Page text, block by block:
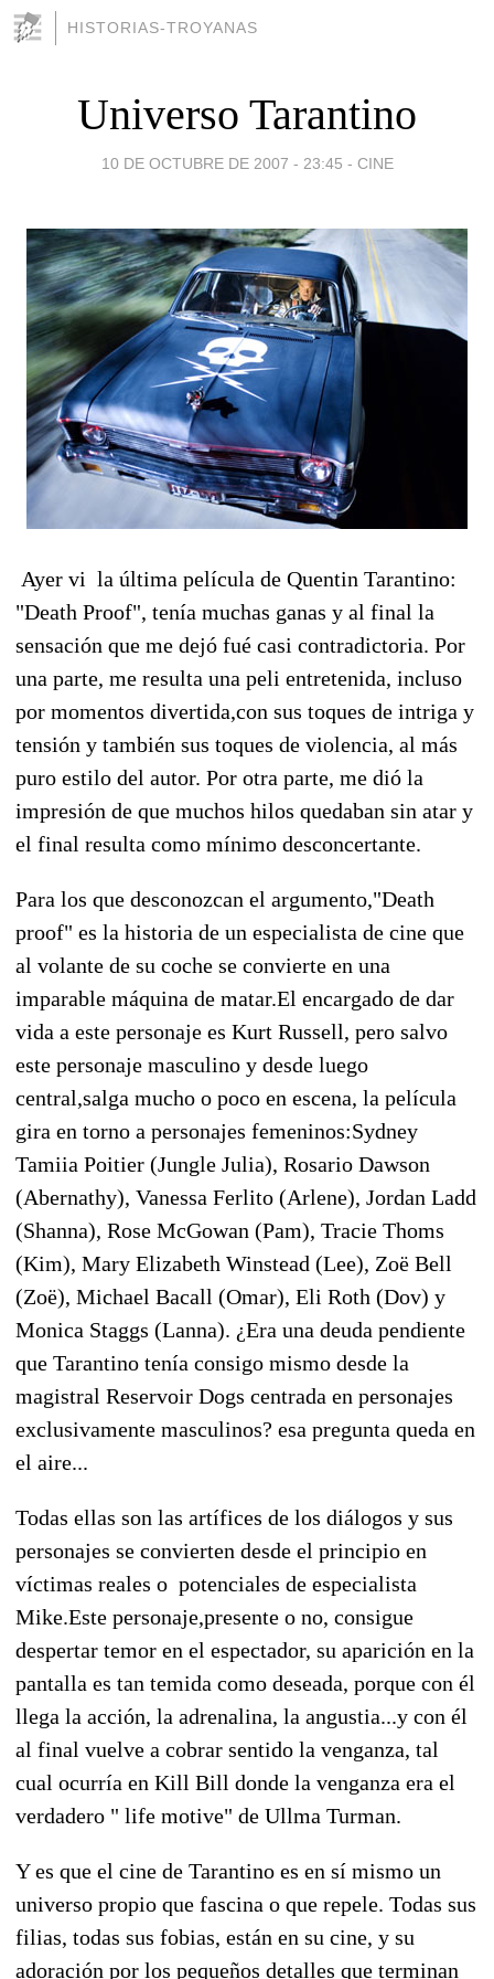
HISTORIAS-TROYANAS
Universo Tarantino
10 DE OCTUBRE DE 2007 - 23:45 - CINE
Ayer vi la última película de Quentin Tarantino:
"Death Proof", tenía muchas ganas y al final la
sensación que me dejó fué casi contradictoria. Por
una parte, me resulta una peli entretenida, incluso
por momentos divertida,con sus toques de intriga y
tensión y también sus toques de violencia, al más
puro estilo del autor. Por otra parte, me dió la
impresión de que muchos hilos quedaban sin atar y
el final resulta como mínimo desconcertante.
Para los que desconozcan el argumento,"Death
proof" es la historia de un especialista de cine que
al volante de su coche se convierte en una
imparable máquina de matar.El encargado de dar
vida a este personaje es Kurt Russell, pero salvo
este personaje masculino y desde luego
central,salga mucho o poco en escena, la película
gira en torno a personajes femeninos:Sydney
Tamiia Poitier (Jungle Julia), Rosario Dawson
(Abernathy), Vanessa Ferlito (Arlene), Jordan Ladd
(Shanna), Rose McGowan (Pam), Tracie Thoms
(Kim), Mary Elizabeth Winstead (Lee), Zoë Bell
(Zoë), Michael Bacall (Omar), Eli Roth (Dov) y
Monica Staggs (Lanna). ¿Era una deuda pendiente
que Tarantino tenía consigo mismo desde la
magistral Reservoir Dogs centrada en personajes
exclusivamente masculinos? esa pregunta queda en
el aire...
Todas ellas son las artífices de los diálogos y sus
personajes se convierten desde el principio en
víctimas reales o potenciales de especialista
Mike.Este personaje,presente o no, consigue
despertar temor en el espectador, su aparición en la
pantalla es tan temida como deseada, porque con él
llega la acción, la adrenalina, la angustia...y con él
al final vuelve a cobrar sentido la venganza, tal
cual ocurría en Kill Bill donde la venganza era el
verdadero " life motive" de Ullma Turman.
Y es que el cine de Tarantino es en sí mismo un
universo propio que fascina o que repele. Todas sus
filias, todas sus fobias, están en su cine, y su
adoración por los pequeños detalles que terminan